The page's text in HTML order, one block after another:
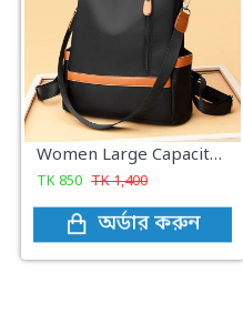
Women Large Capacity Outdoor Tote Bag ( Orrange/ black)
TK850 TK1,400
অর্ডার করুন